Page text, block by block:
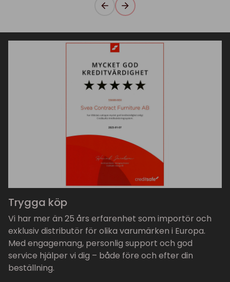
Trygga köp
Vi har mer än 25 års erfarenhet som importör och
exklusiv distributör för olika varumärken i Europa.
Med engagemang, personlig support och god
service hjälper vi dig – både före och efter din
beställning.